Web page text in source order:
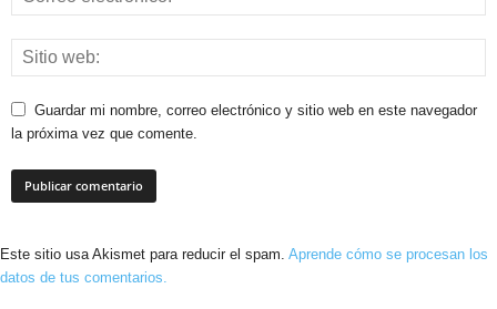
Guardar mi nombre, correo electrónico y sitio web en este navegador
la próxima vez que comente.
Este sitio usa Akismet para reducir el spam. Aprende cómo se procesan los
datos de tus comentarios.